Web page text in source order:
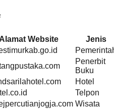
Alamat Website
Jenis
Penerbit
Buku
Hotel
Telpon
Wisata